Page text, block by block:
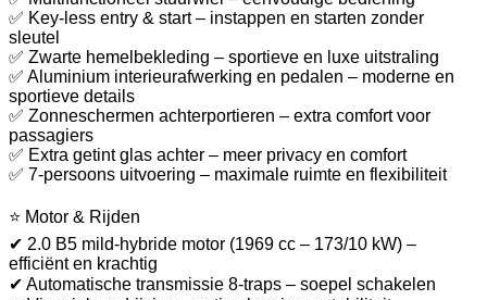
✅ Key-less entry & start – instappen en starten zonder
sleutel
✅ Zwarte hemelbekleding – sportieve en luxe uitstraling
✅ Aluminium interieurafwerking en pedalen – moderne en
sportieve details
✅ Zonneschermen achterportieren – extra comfort voor
passagiers
✅ Extra getint glas achter – meer privacy en comfort
✅ 7-persoons uitvoering – maximale ruimte en flexibiliteit
⭐ Motor & Rijden
✔ 2.0 B5 mild-hybride motor (1969 cc – 173/10 kW) –
efficiënt en krachtig
✔ Automatische transmissie 8-traps – soepel schakelen